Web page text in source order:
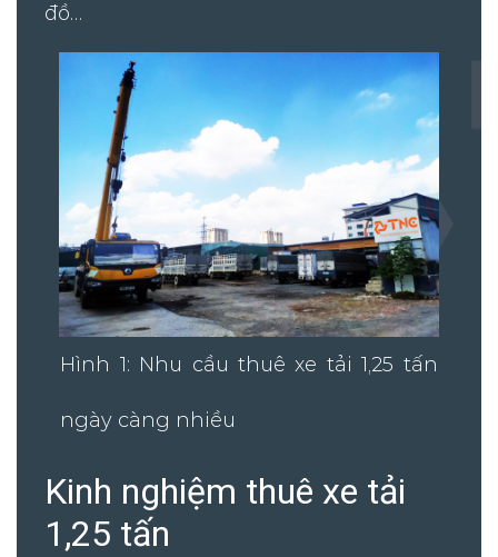
đồ…
Hình 1: Nhu cầu thuê xe tải 1,25 tấn
ngày càng nhiều
Kinh nghiệm thuê xe tải
1,25 tấn